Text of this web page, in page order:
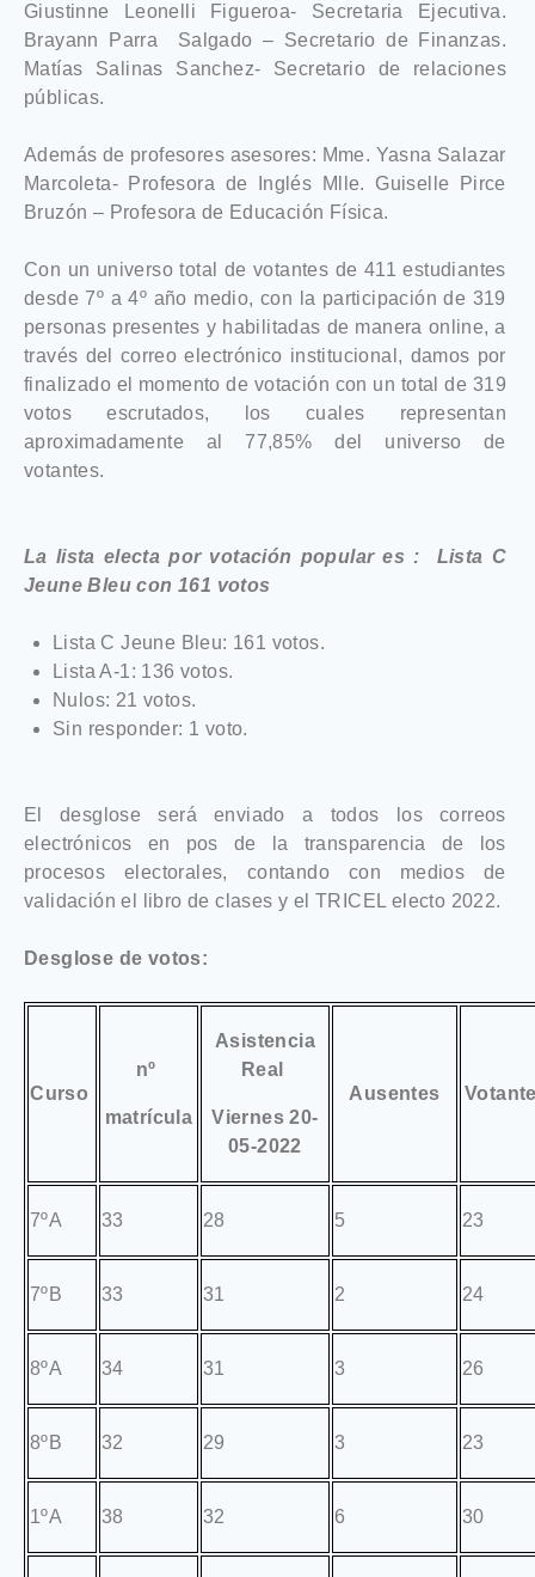
Giustinne Leonelli Figueroa- Secretaria Ejecutiva.
Brayann Parra Salgado – Secretario de Finanzas.
Matías Salinas Sanchez- Secretario de relaciones
públicas.
Además de profesores asesores: Mme. Yasna Salazar
Marcoleta- Profesora de Inglés Mlle. Guiselle Pirce
Bruzón – Profesora de Educación Física.
Con un universo total de votantes de 411 estudiantes
desde 7º a 4º año medio, con la participación de 319
personas presentes y habilitadas de manera online, a
través del correo electrónico institucional, damos por
finalizado el momento de votación con un total de 319
votos escrutados, los cuales representan
aproximadamente al 77,85% del universo de
votantes.
La lista electa por votación popular es : Lista C
Jeune Bleu con 161 votos
Lista C Jeune Bleu: 161 votos.
Lista A-1: 136 votos.
Nulos: 21 votos.
Sin responder: 1 voto.
El desglose será enviado a todos los correos
electrónicos en pos de la transparencia de los
procesos electorales, contando con medios de
validación el libro de clases y el TRICEL electo 2022.
Desglose de votos:
Curso
nº
matrícula
Asistencia
Real
Viernes 20-
05-2022
Ausentes
7ºA 33 28 5 23
7ºB 33 31 2 24
8ºA 34 31 3 26
8ºB 32 29 3 23
1ºA 38 32 6 30